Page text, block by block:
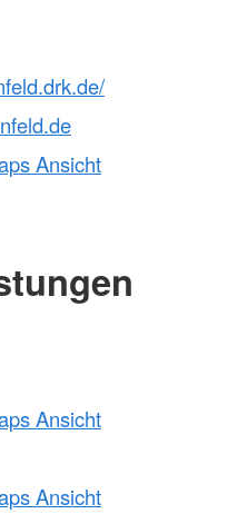
Ansicht
Ansicht
Ansicht